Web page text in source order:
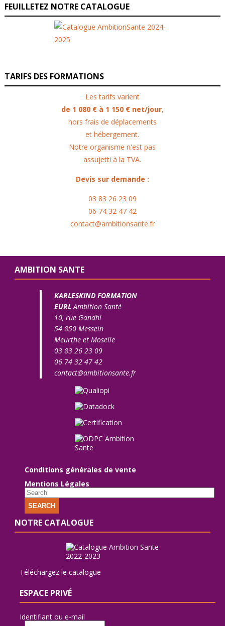
FEUILLETEZ NOTRE CATALOGUE
TARIFS DES FORMATIONS
Les tarifs varient
de 1 080 € à 1 150 € net/jour,
hors frais de déplacements
et hébergement.
Notre organisme n'est pas
assujetti à la TVA.
Devis sur demande :
03 83 26 23 09
06 74 32 47 42
contact@ambitionsante.fr
AMBITION SANTE
KARLESKIND FORMATION
EURLAmbition Santé
10, rue Gandhi
54 850 Messein
Meurthe et Moselle
03 83 26 23 09
06 74 32 47 42
contact@ambitionsante.fr
Conditions générales de vente
Mentions Légales
SEARCH
NOTRE CATALOGUE
Téléchargez le catalogue
ESPACE PRIVÉ
Identifiant ou e-mail